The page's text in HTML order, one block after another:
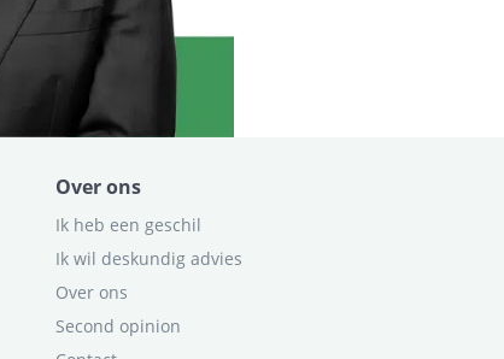
Over ons
Ik heb een geschil
Ik wil deskundig advies
Over ons
Second opinion